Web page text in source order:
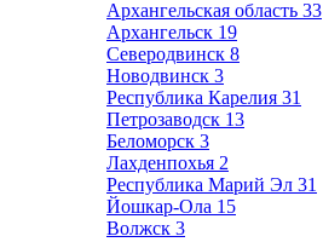
Архангельская область 33
Архангельск 19
Северодвинск 8
Новодвинск 3
Республика Карелия 31
Петрозаводск 13
Беломорск 3
Лахденпохья 2
Республика Марий Эл 31
Йошкар-Ола 15
Волжск 3